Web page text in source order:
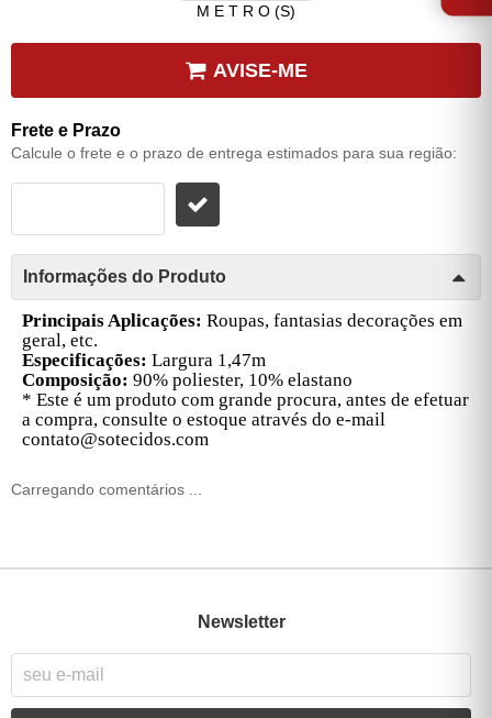
M E T R O (S)
AVISE-ME
Frete e Prazo
Calcule o frete e o prazo de entrega estimados para sua região:
Informações do Produto
Principais Aplicações: Roupas, fantasias decorações em
geral, etc.
Especificações: Largura 1,47m
Composição: 90% poliester, 10% elastano
* Este é um produto com grande procura, antes de efetuar
a compra, consulte o estoque através do e-mail
contato@sotecidos.com
Carregando comentários ...
Newsletter